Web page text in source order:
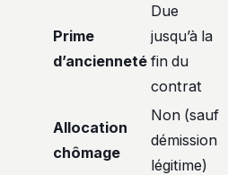
Prime
d’ancienneté
Due
jusqu’à la
fin du
contrat
Allocation
chômage
Non (sauf
démission
légitime)